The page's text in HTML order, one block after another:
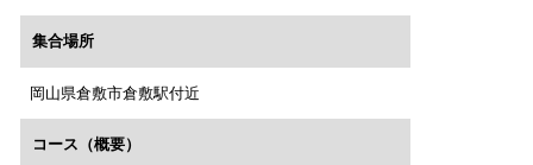
集合場所
岡山県倉敷市倉敷駅付近
コース（概要）